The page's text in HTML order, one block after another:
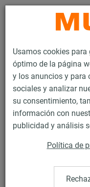
Usamos cookies
óptimo de la página
y los anuncios y para
sociales y analizar
su consentimiento,
información con
publicidad y análisis
Política de
Productos Tecnología de
Abrazaderas de espuma